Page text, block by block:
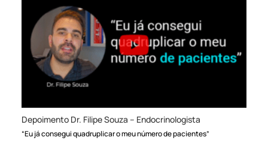
Depoimento Dr. Filipe Souza – Endocrinologista
“Eu já consegui quadruplicar o meu número de pacientes”